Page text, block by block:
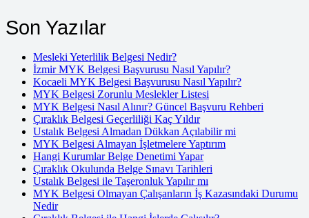
Son Yazılar
Mesleki Yeterlilik Belgesi Nedir?
İzmir MYK Belgesi Başvurusu Nasıl Yapılır?
Kocaeli MYK Belgesi Başvurusu Nasıl Yapılır?
MYK Belgesi Zorunlu Meslekler Listesi
MYK Belgesi Nasıl Alınır? Güncel Başvuru Rehberi
Çıraklık Belgesi Geçerliliği Kaç Yıldır
Ustalık Belgesi Almadan Dükkan Açılabilir mi
MYK Belgesi Almayan İşletmelere Yaptırım
Hangi Kurumlar Belge Denetimi Yapar
Çıraklık Okulunda Belge Sınavı Tarihleri
Ustalık Belgesi ile Taşeronluk Yapılır mı
MYK Belgesi Olmayan Çalışanların İş Kazasındaki Durumu
Nedir